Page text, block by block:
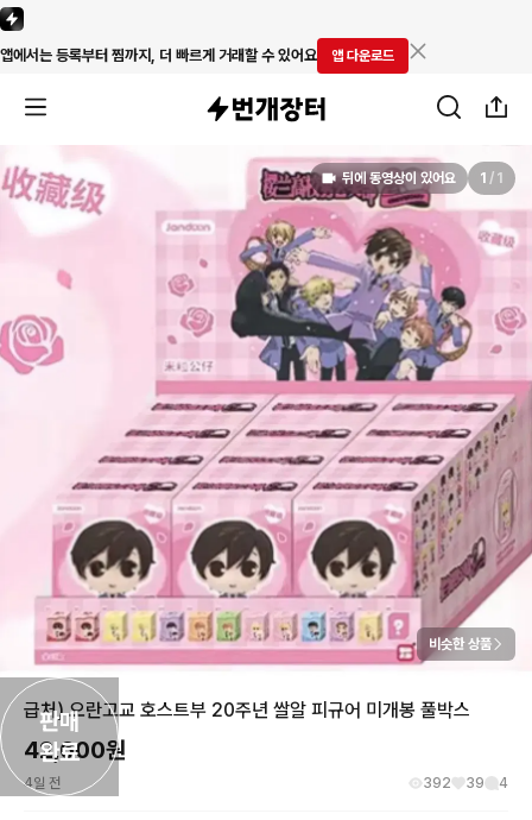
앱에서는 등록부터 찜까지, 더 빠르게 거래할 수 있어요 앱 다운로드
판매
완료
뒤에 동영상이 있어요 1 / 1
비슷한 상품
급처) 오란고교 호스트부 20주년 쌀알 피규어 미개봉 풀박스
42,600원
4일 전 392 39 4